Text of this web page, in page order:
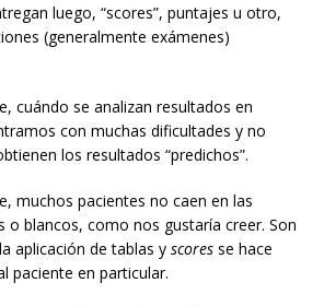
luego, “scores”, puntajes u otro,
(generalmente exámenes)
cuándo se analizan resultados en
con muchas dificultades y no
los resultados “predichos”.
muchos pacientes no caen en las
o blancos, como nos gustaría creer. Son
aplicación de tablas y scores se hace
paciente en particular.